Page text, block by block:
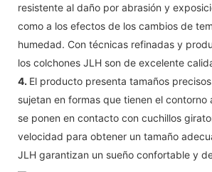
resistente al daño por abrasión y
como a los efectos de los cambios de
humedad. Con técnicas refinadas y
los colchones JLH son de excelente
4. El producto presenta tamaños
sujetan en formas que tienen el
se ponen en contacto con cuchillos
velocidad para obtener un tamaño
JLH garantizan un sueño confortable y